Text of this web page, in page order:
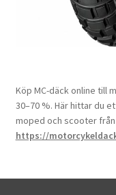
Köp MC-däck online till
30–70 %. Här hittar du
moped och scooter
https://